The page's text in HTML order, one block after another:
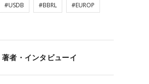
#USDB #BBRL #EUROP
著者・インタビューイ